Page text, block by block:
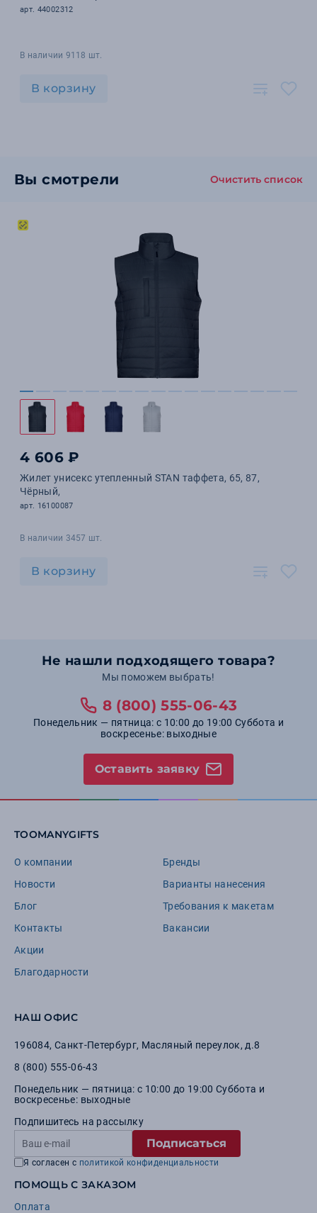
арт. 44002312
В наличии 9118 шт.
В корзину
Вы смотрели Очистить список
4 606 ₽
Жилет унисекс утепленный STAN таффета, 65, 87,
Чёрный,
арт. 16100087
В наличии 3457 шт.
В корзину
Не нашли подходящего товара?
Мы поможем выбрать!
8 (800) 555-06-43
Понедельник — пятница: с 10:00 до 19:00 Суббота и
воскресенье: выходные
Оставить заявку
TOOMANYGIFTS
О компании
Новости
Блог
Контакты
Акции
Благодарности
Бренды
Варианты нанесения
Требования к макетам
Вакансии
НАШ ОФИС
196084, Санкт-Петербург, Масляный переулок, д.8
8 (800) 555-06-43
Понедельник — пятница: с 10:00 до 19:00 Суббота и
воскресенье: выходные
Подпишитесь на рассылку
Подписаться
Я согласен с политикой конфиденциальности
ПОМОЩЬ С ЗАКАЗОМ
Оплата